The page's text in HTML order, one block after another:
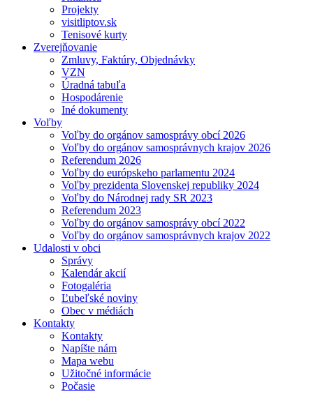
Projekty
visitliptov.sk
Tenisové kurty
Zverejňovanie
Zmluvy, Faktúry, Objednávky
VZN
Úradná tabuľa
Hospodárenie
Iné dokumenty
Voľby
Voľby do orgánov samosprávy obcí 2026
Voľby do orgánov samosprávnych krajov 2026
Referendum 2026
Voľby do európskeho parlamentu 2024
Voľby prezidenta Slovenskej republiky 2024
Voľby do Národnej rady SR 2023
Referendum 2023
Voľby do orgánov samosprávy obcí 2022
Voľby do orgánov samosprávnych krajov 2022
Udalosti v obci
Správy
Kalendár akcií
Fotogaléria
Ľubeľské noviny
Obec v médiách
Kontakty
Kontakty
Napíšte nám
Mapa webu
Užitočné informácie
Počasie